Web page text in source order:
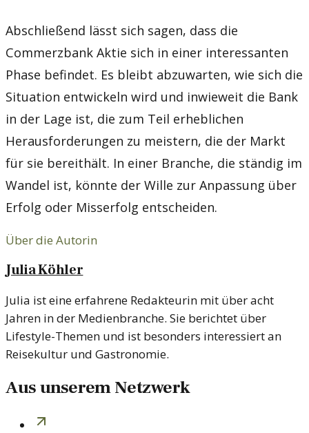
Abschließend lässt sich sagen, dass die
Commerzbank Aktie sich in einer interessanten
Phase befindet. Es bleibt abzuwarten, wie sich die
Situation entwickeln wird und inwieweit die Bank
in der Lage ist, die zum Teil erheblichen
Herausforderungen zu meistern, die der Markt
für sie bereithält. In einer Branche, die ständig im
Wandel ist, könnte der Wille zur Anpassung über
Erfolg oder Misserfolg entscheiden.
Über die Autorin
Julia Köhler
Julia ist eine erfahrene Redakteurin mit über acht
Jahren in der Medienbranche. Sie berichtet über
Lifestyle-Themen und ist besonders interessiert an
Reisekultur und Gastronomie.
Aus unserem Netzwerk